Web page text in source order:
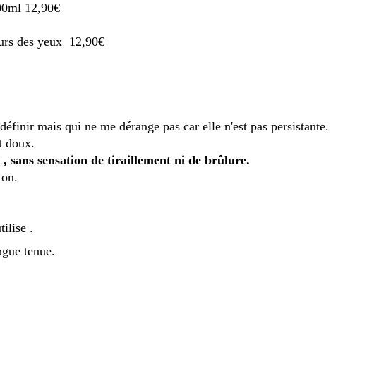
12,90€
des yeux 12,90€
mais qui ne me dérange pas car elle n'est pas persistante.
doux.
sans sensation de tiraillement ni de brûlure.
.
tenue.